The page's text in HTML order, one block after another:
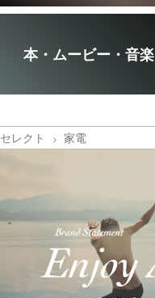
本・ムービー・音楽
セレクト 家電